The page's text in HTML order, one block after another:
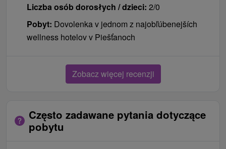
Liczba osób dorosłych / dzieci: 2/0
Pobyt: Dovolenka v jednom z najobľúbenejších
wellness hotelov v Piešťanoch
Zobacz więcej recenzji
Często zadawane pytania dotyczące
pobytu